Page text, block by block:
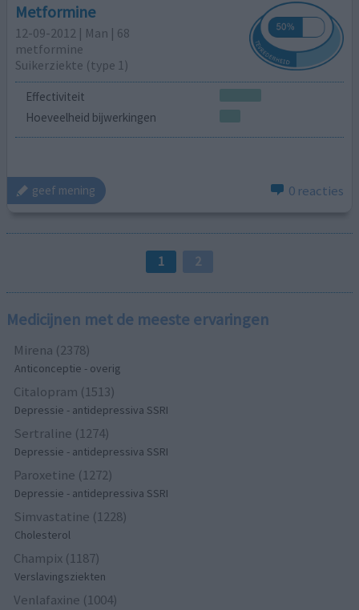
Metformine
12-09-2012 | Man | 68
metformine
Suikerziekte (type 1)
Effectiviteit
Hoeveelheid bijwerkingen
geef mening 0 reacties
1 2
Medicijnen met de meeste ervaringen
Mirena (2378)
Anticonceptie - overig
Citalopram (1513)
Depressie - antidepressiva SSRI
Sertraline (1274)
Depressie - antidepressiva SSRI
Paroxetine (1272)
Depressie - antidepressiva SSRI
Simvastatine (1228)
Cholesterol
Champix (1187)
Verslavingsziekten
Venlafaxine (1004)